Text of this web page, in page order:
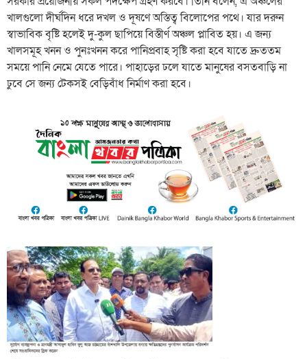
খালগুলো দীর্ঘদিন ধরে দখল ও দূষণে অস্তিত্ব বিলোপের পথে। যার দরুন
স্বাভাবিক বৃষ্টি হলেই দু-কুল ছাপিয়ে বিস্তীর্ণ অঞ্চল প্লাবিত হয়। এ জন্য
খালসমূহ খনন ও পুনঃখনন করে পানিপ্রবাহ সৃষ্টি করা হবে যাতে দ্রুততম
সময়ে পানি নেমে যেতে পারে। পাহাড়ের ঢলে যাতে মানুষের বসতবাড়ি না
ঢুবে সে জন্য টেকসই বেড়িবাঁধ নির্মাণ করা হবে।